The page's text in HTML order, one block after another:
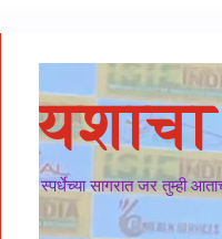
यशाचा
स्पर्धेच्या सागरात जर तुम्ही